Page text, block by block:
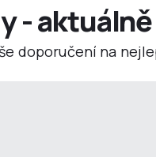
-
doporučení na